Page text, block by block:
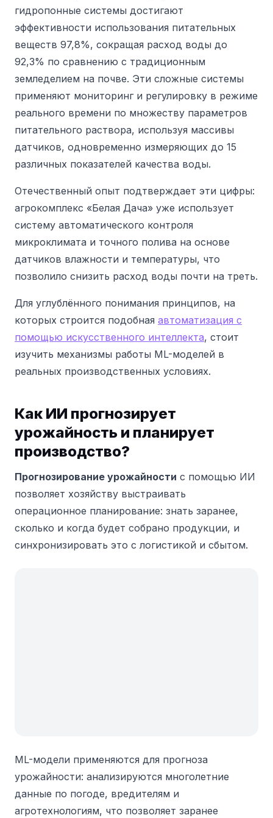
гидропонные системы достигают
эффективности использования питательных
веществ 97,8%, сокращая расход воды до
92,3% по сравнению с традиционным
земледелием на почве. Эти сложные системы
применяют мониторинг и регулировку в режиме
реального времени по множеству параметров
питательного раствора, используя массивы
датчиков, одновременно измеряющих до 15
различных показателей качества воды.
Отечественный опыт подтверждает эти цифры:
агрокомплекс «Белая Дача» уже использует
систему автоматического контроля
микроклимата и точного полива на основе
датчиков влажности и температуры, что
позволило снизить расход воды почти на треть.
Для углублённого понимания принципов, на
которых строится подобная автоматизация с
помощью искусственного интеллекта, стоит
изучить механизмы работы ML-моделей в
реальных производственных условиях.
Как ИИ прогнозирует
урожайность и планирует
производство?
Прогнозирование урожайности с помощью ИИ
позволяет хозяйству выстраивать
операционное планирование: знать заранее,
сколько и когда будет собрано продукции, и
синхронизировать это с логистикой и сбытом.
ML-модели применяются для прогноза
урожайности: анализируются многолетние
данные по погоде, вредителям и
агротехнологиям, что позволяет заранее